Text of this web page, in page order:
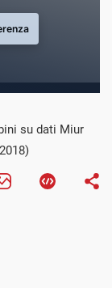
su dati Miur